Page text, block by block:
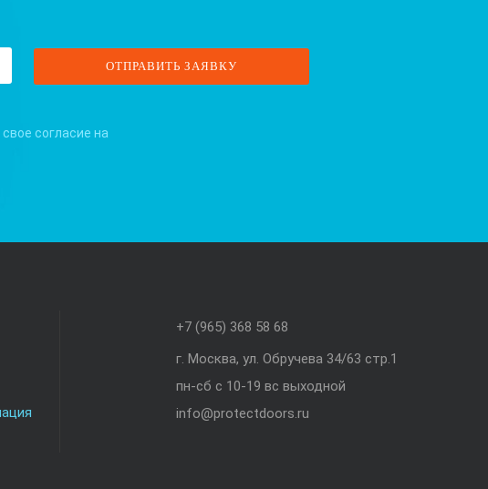
согласие на
+7 (965) 368 58 68
г. Москва, ул. Обручева 34/63 стр.1
пн-сб с 10-19 вс выходной
info@protectdoors.ru